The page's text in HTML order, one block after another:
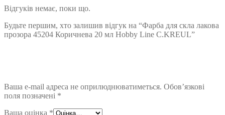
Відгуків немає, поки що.
Будьте першим, хто залишив відгук на “Фарба для скла лакова
прозора 45204 Коричнева 20 мл Hobby Line C.KREUL”
Ваша e-mail адреса не оприлюднюватиметься. Обов’язкові
поля позначені *
Ваша оцінка *